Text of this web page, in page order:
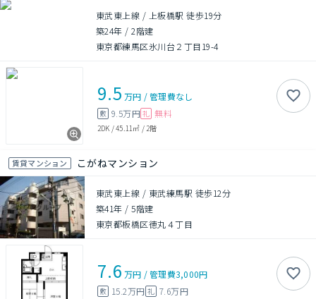
東武東上線 / 上板橋駅 徒歩19分
築24年 /2階建
東京都練馬区氷川台２丁目19-4
9.5 万円 /管理費なし
敷 9.5万円 礼 無料
2DK /45.11㎡ / 2階
賃貸マンション こがねマンション
東武東上線 / 東武練馬駅 徒歩12分
築41年 /5階建
東京都板橋区徳丸４丁目
7.6 万円 /管理費3,000円
敷 15.2万円 礼 7.6万円